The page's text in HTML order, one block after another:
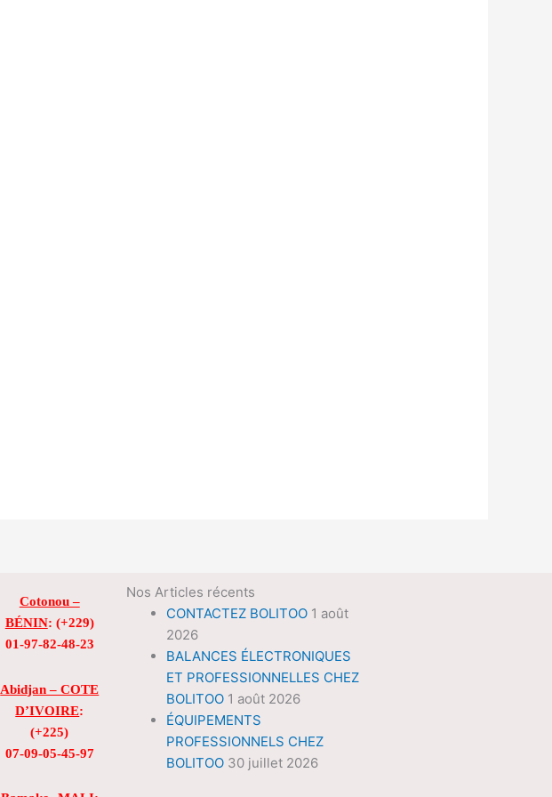
Cotonou –
BÉNIN: (+229)
01-97-82-48-23
Abidjan – COTE
D’IVOIRE:
(+225)
07-09-05-45-97
Nos Articles récents
CONTACTEZ BOLITOO 1 août
2026
BALANCES ÉLECTRONIQUES
ET PROFESSIONNELLES CHEZ
BOLITOO 1 août 2026
ÉQUIPEMENTS
PROFESSIONNELS CHEZ
BOLITOO 30 juillet 2026